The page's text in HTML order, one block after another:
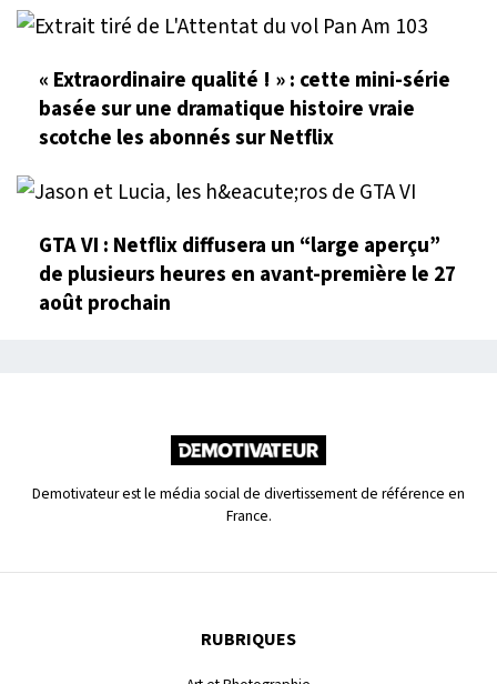
« Extraordinaire qualité ! » : cette mini-série
basée sur une dramatique histoire vraie
scotche les abonnés sur Netflix
GTA VI : Netflix diffusera un “large aperçu”
de plusieurs heures en avant-première le 27
août prochain
Demotivateur est le média social de divertissement de référence en
France.
RUBRIQUES